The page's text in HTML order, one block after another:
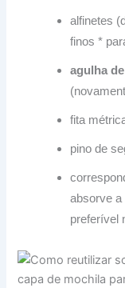
alfinetes
finos*
agulha
fita
pino de
absorve a
preferível